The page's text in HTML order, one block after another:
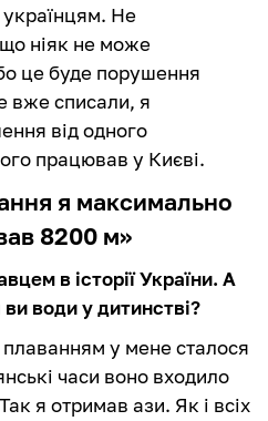
Не
ніяк не може
це буде порушення
вже списали, я
від одного
працював у Києві.
я максимально
8200 м»
в історії України. А
води у дитинстві?
у мене сталося
часи воно входило
я отримав ази. Як і всіх